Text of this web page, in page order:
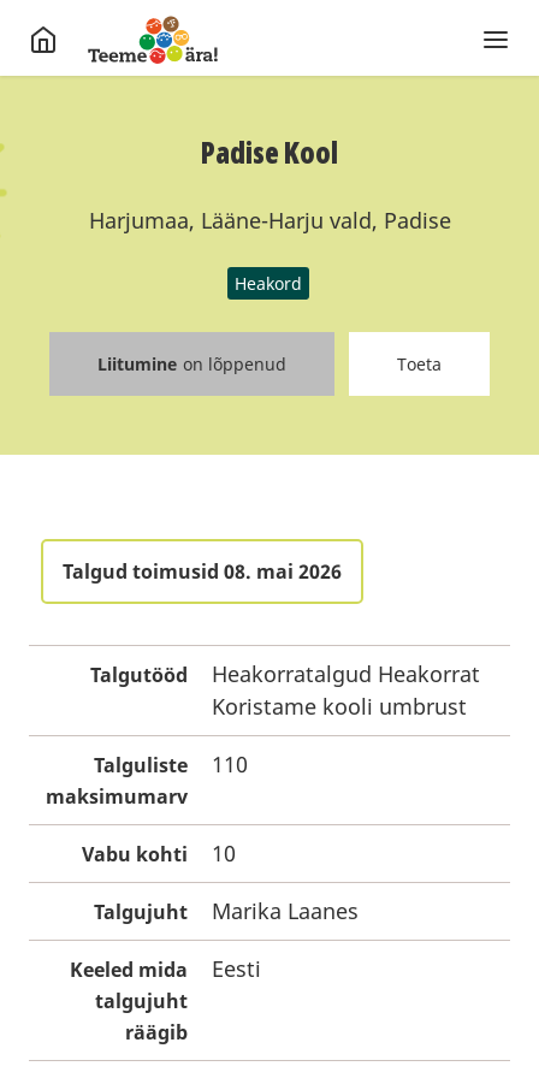
Padise Kool
Harjumaa, Lääne-Harju vald, Padise
Heakord
Liitumine on lõppenud Toeta
Talgud toimusid 08. mai 2026
Talgutööd
Heakorratalgud Heakorrat
Koristame kooli umbrust
Talguliste
maksimumarv
110
Vabu kohti 10
Talgujuht Marika Laanes
Keeled mida
talgujuht
räägib
Eesti